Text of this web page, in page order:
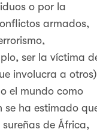
o por la
armados,
ser la víctima
involucra a
el mundo como
se ha estimado
sureñas de África,